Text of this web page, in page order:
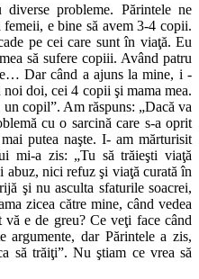
probleme. Părintele ne
femeii, e bine să avem 3-4 copii.
pe cei care sunt în viaţă. Eu
să sufere copiii. Având patru
Dar când a ajuns la mine, i -
doi, cei 4 copii şi mama mea.
copil”. Am răspuns: „Dacă va
cu o sarcină care s-a oprit
putea naşte. I- am mărturisit
mi-a zis: „Tu să trăieşti viaţă
nici refuz şi viaţă curată în
şi nu asculta sfaturile soacrei,
zicea către mine, când vedea
e de greu? Ce veţi face când
dar Părintele a zis,
să trăiţi”. Nu ştiam ce vrea să